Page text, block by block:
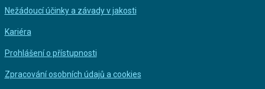
Nežádoucí účinky a závady v jakosti
Kariéra
Prohlášení o přístupnosti
Zpracování osobních údajů a cookies